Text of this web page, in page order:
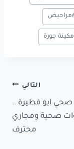
مراحيض
مكينة جورة
التالي
ابو فطيرة ..
صحية ومجاري
محترف